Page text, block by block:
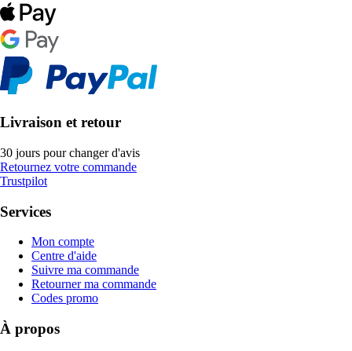
Livraison et retour
30 jours pour changer d'avis
Retournez votre commande
Trustpilot
Services
Mon compte
Centre d'aide
Suivre ma commande
Retourner ma commande
Codes promo
À propos